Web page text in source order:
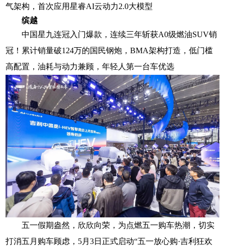
气架构，首次应用星睿AI云动力2.0大模型
缤越
中国星九连冠入门爆款，连续三年斩获A0级燃油SUV销
冠！累计销量破124万的国民钢炮，BMA架构打造，低门槛
高配置，油耗与动力兼顾，年轻人第一台车优选
五一假期盎然，欣欣向荣，为点燃五一购车热潮，切实
打消五月购车顾虑，5月3日正式启动“五一放心购·吉利狂欢